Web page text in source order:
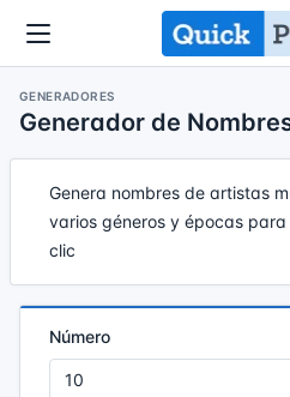
GENERADORES
Generador de
Genera nombres de artistas
varios géneros y épocas
clic
Número